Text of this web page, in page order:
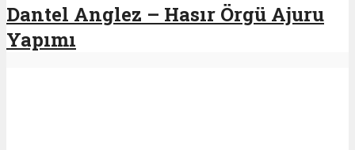
Dantel Anglez – Hasır Örgü Ajuru
Yapımı